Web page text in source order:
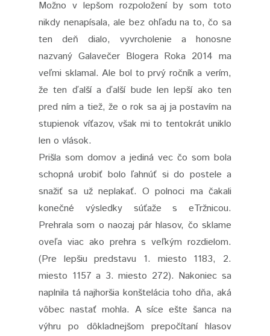
Možno v lepšom rozpoložení by som toto
nikdy nenapísala, ale bez ohľadu na to, čo sa
ten deň dialo, vyvrcholenie a honosne
nazvaný Galavečer Blogera Roka 2014 ma
veľmi sklamal. Ale bol to prvý ročník a verím,
že ten ďalší a ďalší bude len lepší ako ten
pred ním a tiež, že o rok sa aj ja postavím na
stupienok víťazov, však mi to tentokrát uniklo
len o vlások.
Prišla som domov a jediná vec čo som bola
schopná urobiť bolo ľahnúť si do postele a
snažiť sa už neplakať. O polnoci ma čakali
konečné výsledky súťaže s eTržnicou.
Prehrala som o naozaj pár hlasov, čo sklame
oveľa viac ako prehra s veľkým rozdielom.
(Pre lepšiu predstavu 1. miesto 1183, 2.
miesto 1157 a 3. miesto 272). Nakoniec sa
naplnila tá najhoršia konštelácia toho dňa, aká
vôbec nastať mohla. A síce ešte šanca na
výhru po dôkladnejšom prepočítaní hlasov